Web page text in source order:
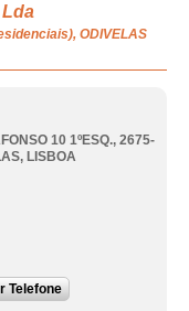
ODIVELAS
10 1ºESQ., 2675-
, LISBOA
Telefone